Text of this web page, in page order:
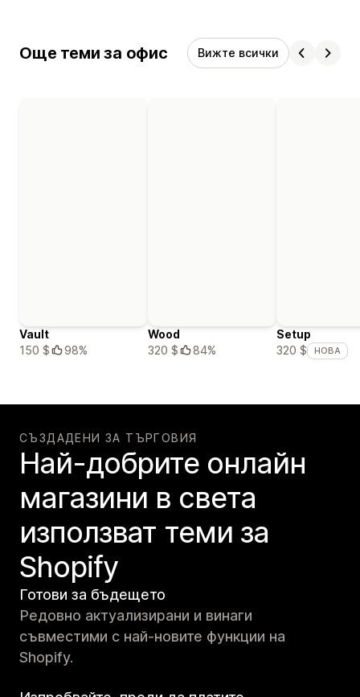
Още теми за офис Вижте всички
Vault
150 $
98%
Wood
320 $
84%
Setup
320 $
НОВА
СЪЗДАДЕНИ ЗА ТЪРГОВИЯ
Най-добрите онлайн
магазини в света
използват теми за
Shopify
Готови за бъдещето
Редовно актуализирани и винаги
съвместими с най-новите функции на
Shopify.